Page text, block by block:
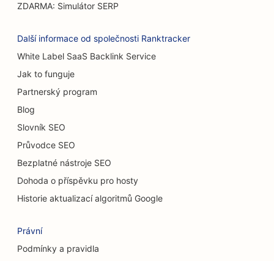
SEO pro restaurace s příležitostným stravováním
SEO pro prodejny koberců a podlahových krytin
SEO pro myčky aut
SEO pro chiropraktiky
SEO pro kočičí kavárny
SEO pro služby chemického peelingu
SEO pro obchody s oblečením
SEO pro kavárny
SEO pro kosmetické chirurgy
ZDARMA: Simulátor SERP
Další informace od společnosti Ranktracker
White Label SaaS Backlink Service
Jak to funguje
Partnerský program
Blog
Slovník SEO
Průvodce SEO
Bezplatné nástroje SEO
Dohoda o příspěvku pro hosty
Historie aktualizací algoritmů Google
Právní
Podmínky a pravidla